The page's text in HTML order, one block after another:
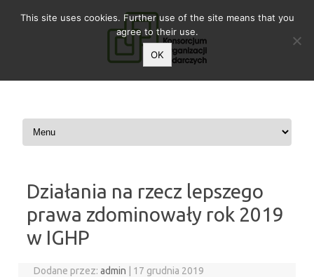
Przeskocz do treści
Działania na rzecz lepszego
prawa zdominowały rok 2019
w IGHP
Dodane przez:admin 17 grudnia 2019
This site uses cookies. Further use of the site means that you
agree to their use.
OK